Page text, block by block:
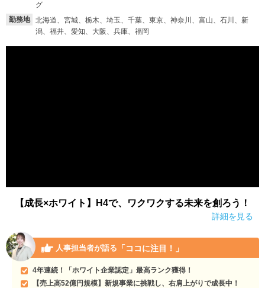
グ
勤務地
北海道、宮城、栃木、埼玉、千葉、東京、神奈川、富山、石川、新
潟、福井、愛知、大阪、兵庫、福岡
【成長×ホワイト】H4で、ワクワクする未来を創ろう！
詳細を見る
人事担当者が語る 「ココに注目！」
4年連続！「ホワイト企業認定」最高ランク獲得！
【売上高52億円規模】新規事業に挑戦し、右肩上がりで成長中！